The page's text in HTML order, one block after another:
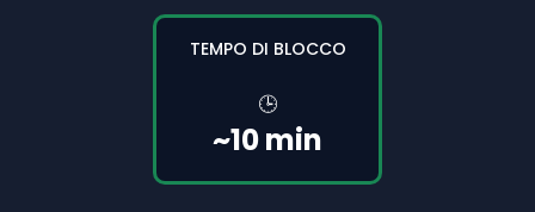
TEMPO DI BLOCCO
🕒
~10 min